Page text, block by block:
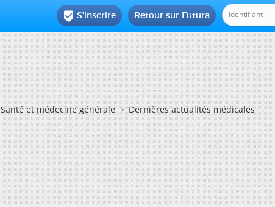
Retour sur Futura
 S'inscrire
Santé et médecine générale Dernières actualités médicales